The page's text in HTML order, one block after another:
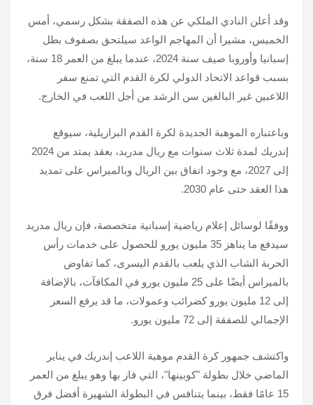
وقد أعلن النادي الملكي عن هذه الصفقة بشكل رسمي، أمس
الخميس، مشيرا أن المهاجم الواعد سيلتحق بصفوف بطل
إسبانيا وأوروبا صيف سنة 2024، عندما يبلغ من العمر 18 سنة،
بسبب قواعد الاتحاد الدولي لكرة القدم التي تمنع سفر
اللاعبين غير البالغين سن الرشد من أجل اللعب في الخارج.
وباعتباره الموهبة الجديدة لكرة القدم البرازيلية، سيوقع
إندريك لمدة ثلاث سنوات مع ريال مدريد، بعقد يمتد من 2024
إلى 2027، مع وجود اتفاق بين الريال وبالميراس على تمديد
هذا العقد حتى عام 2030.
ووفقًا لوسائل إعلام رياضية إسبانية متخصصة، فإن ريال مدريد
سيدفع ما يناهز 35 مليون يورو للحصول على خدمات رأس
الحربة الشاب الذي يلعب بالقدم اليسرى، كما تفاوض
بالميراس أيضًا على 25 مليون يورو في المكافآت، بالإضافة
إلى 12 مليون يورو كضرائب وعمولات، ما قد يرفع السعر
الإجمالي للصفقة إلى 72 مليون يورو.
واكتشف جمهور كرة القدم موهبة اللاعب إندريك في يناير
الماضي خلال بطولة "كوبينها"، التي فاز بها وهو يبلغ من العمر
15 عامًا فقط، بينما يتنافس في البطولة الشهيرة أفضل فرق